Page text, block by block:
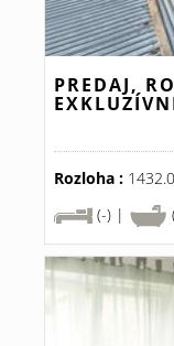
PREDAJ,
Rozloha :
(-) |